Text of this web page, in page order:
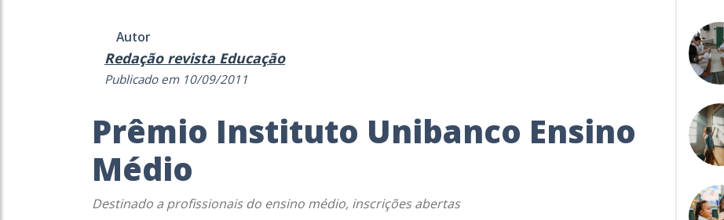
Autor
Redação revista Educação
Publicado em 10/09/2011
Prêmio Instituto Unibanco Ensino
Médio
Destinado a profissionais do ensino médio, inscrições abertas